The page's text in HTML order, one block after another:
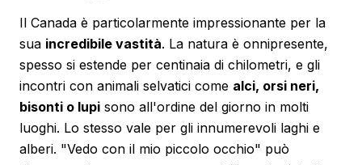
Il Canada è particolarmente impressionante per la
sua incredibile vastità. La natura è onnipresente,
spesso si estende per centinaia di chilometri, e gli
incontri con animali selvatici come alci, orsi neri,
bisonti o lupi sono all'ordine del giorno in molti
luoghi. Lo stesso vale per gli innumerevoli laghi e
alberi. "Vedo con il mio piccolo occhio" può